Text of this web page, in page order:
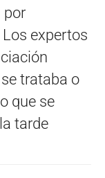
por
expertos
trataba o
que se
tarde